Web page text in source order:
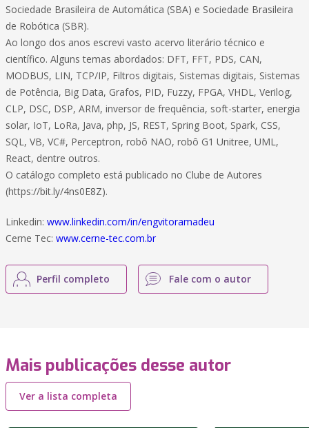
Sociedade Brasileira de Automática (SBA) e Sociedade Brasileira
de Robótica (SBR).
Ao longo dos anos escrevi vasto acervo literário técnico e
científico. Alguns temas abordados: DFT, FFT, PDS, CAN,
MODBUS, LIN, TCP/IP, Filtros digitais, Sistemas digitais, Sistemas
de Potência, Big Data, Grafos, PID, Fuzzy, FPGA, VHDL, Verilog,
CLP, DSC, DSP, ARM, inversor de frequência, soft-starter, energia
solar, IoT, LoRa, Java, php, JS, REST, Spring Boot, Spark, CSS,
SQL, VB, VC#, Perceptron, robô NAO, robô G1 Unitree, UML,
React, dentre outros.
O catálogo completo está publicado no Clube de Autores
(https://bit.ly/4ns0E8Z).
Linkedin: www.linkedin.com/in/engvitoramadeu
Cerne Tec: www.cerne-tec.com.br
Perfil completo Fale com o autor
Mais publicações desse autor
Ver a lista completa